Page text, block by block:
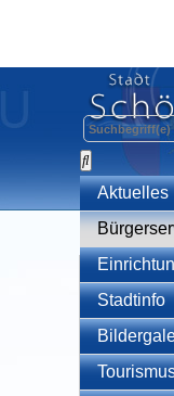
Aktuelles
Stadtinfo